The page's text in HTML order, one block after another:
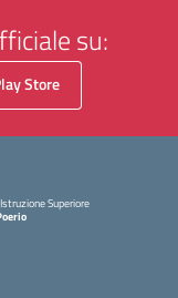
su:
Store
Superiore
pagina iniziale della scuola